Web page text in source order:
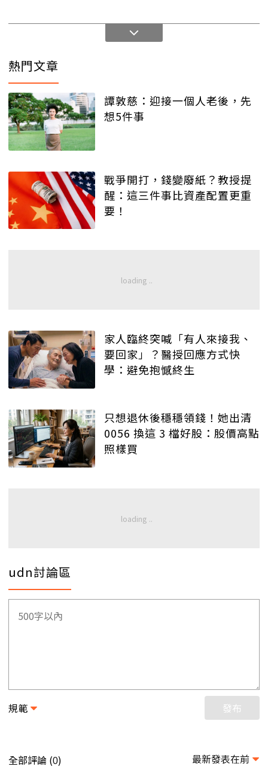
熱門文章
譚敦慈：迎接一個人老後，先
想5件事
戰爭開打，錢變廢紙？教授提
醒：這三件事比資產配置更重
要！
家人臨終突喊「有人來接我、
要回家」？醫授回應方式快
學：避免抱憾終生
只想退休後穩穩領錢！她出清
0056 換這 3 檔好股：股價高點
照樣買
udn討論區
規範 發布
全部評論 (0) 最新發表在前